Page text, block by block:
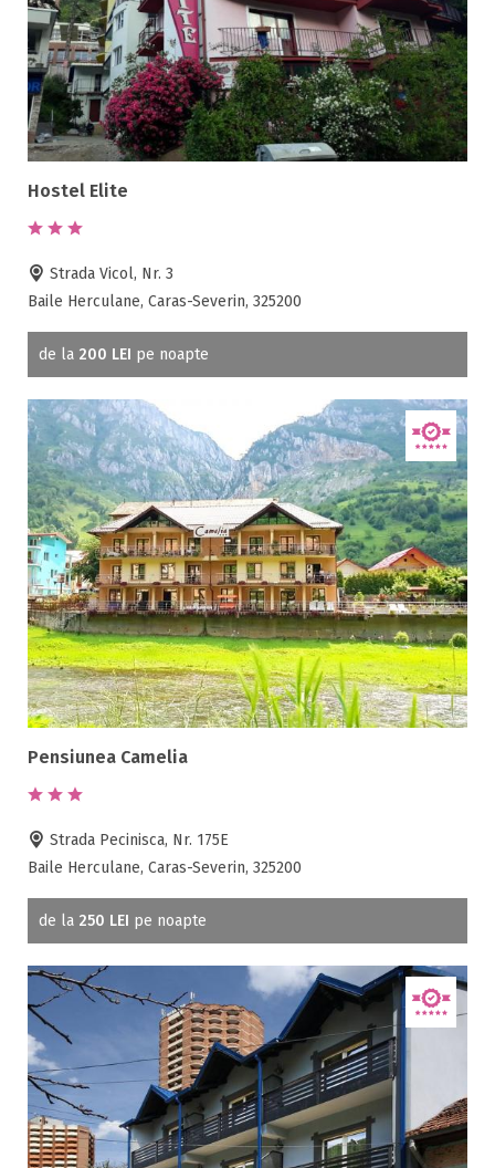
Hostel Elite
Strada Vicol, Nr. 3
Baile Herculane, Caras-Severin, 325200
de la 200 LEI pe noapte
Pensiunea Camelia
Strada Pecinisca, Nr. 175E
Baile Herculane, Caras-Severin, 325200
de la 250 LEI pe noapte